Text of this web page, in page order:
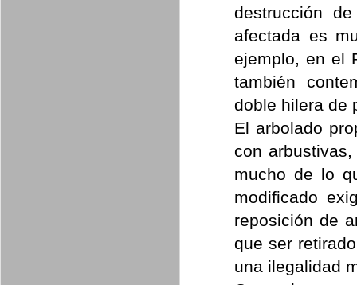
destrucción
afectada es
ejemplo, en el
también
doble hilera de
El arbolado
con
mucho de lo
modificado
reposición de
que ser
una ilegalidad